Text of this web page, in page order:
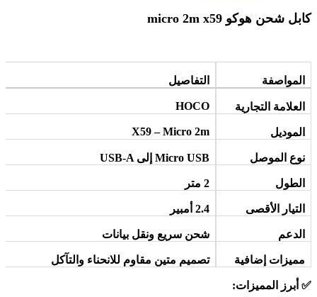
كابل شحن هوكو micro 2m x59
المواصفة التفاصيل
العلامة التجارية HOCO
الموديل X59 – Micro 2m
نوع الموصل USB-A إلى Micro USB
الطول 2 متر
التيار الأقصى 2.4 أمبير
الدعم شحن سريع ونقل بيانات
مميزات إضافية تصميم متين مقاوم للانحناء والتآكل
✅ أبرز المميزات: